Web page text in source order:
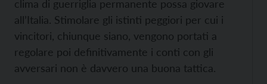
clima di guerriglia permanente possa giovare
all’Italia. Stimolare gli istinti peggiori per cui i
vincitori, chiunque siano, vengono portati a
regolare poi definitivamente i conti con gli
avversari non è davvero una buona tattica.